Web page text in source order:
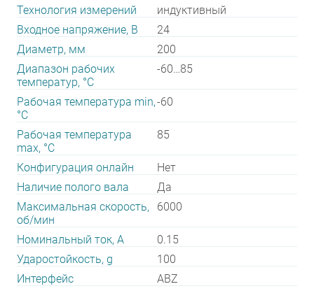
Технология измерений
индуктивный
Входное напряжение, В
24
Диаметр, мм
200
Диапазон рабочих
температур, °С
-60…85
Рабочая температура min,
°С
-60
Рабочая температура
max, °С
85
Конфигурация онлайн
Нет
Наличие полого вала
Да
Максимальная скорость,
об/мин
6000
Номинальный ток, А
0.15
Ударостойкость, g
100
Интерфейс
ABZ